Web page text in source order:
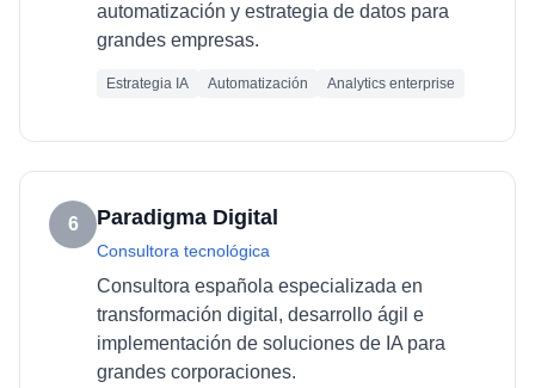
automatización y estrategia de datos para
grandes empresas.
Estrategia IA Automatización Analytics enterprise
6 Paradigma Digital
Consultora tecnológica
Consultora española especializada en
transformación digital, desarrollo ágil e
implementación de soluciones de IA para
grandes corporaciones.